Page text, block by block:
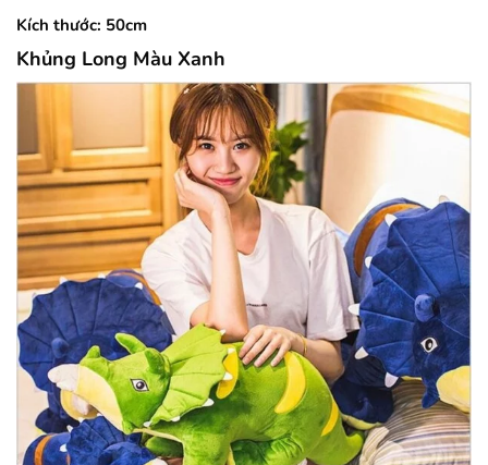
Kích thước: 50cm
Khủng Long Màu Xanh